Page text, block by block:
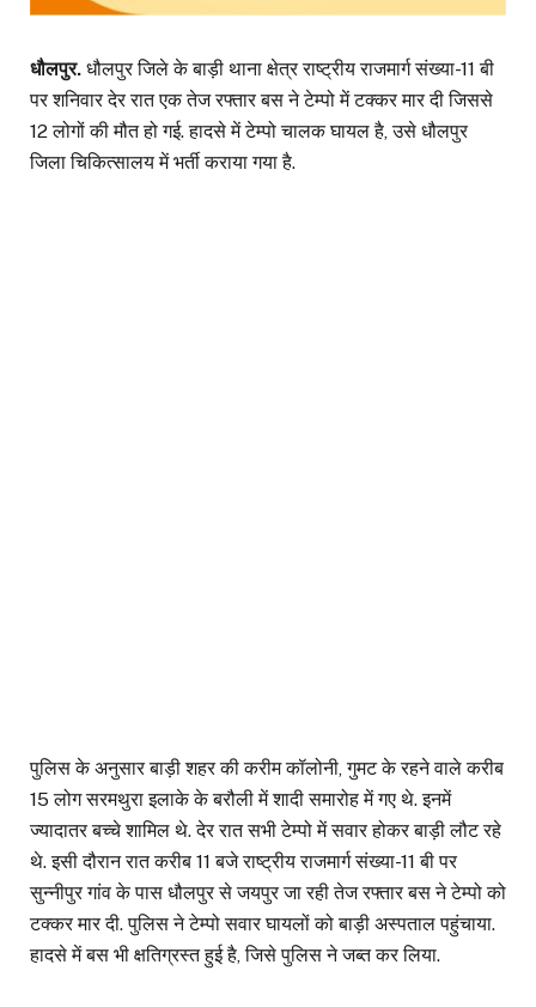
धौलपुर. धौलपुर जिले के बाड़ी थाना क्षेत्र राष्ट्रीय राजमार्ग संख्या-11 बी
पर शनिवार देर रात एक तेज रफ्तार बस ने टेम्पो में टक्कर मार दी जिससे
12 लोगों की मौत हो गई. हादसे में टेम्पो चालक घायल है, उसे धौलपुर
जिला चिकित्सालय में भर्ती कराया गया है.
पुलिस के अनुसार बाड़ी शहर की करीम कॉलोनी, गुमट के रहने वाले करीब
15 लोग सरमथुरा इलाके के बरौली में शादी समारोह में गए थे. इनमें
ज्यादातर बच्चे शामिल थे. देर रात सभी टेम्पो में सवार होकर बाड़ी लौट रहे
थे. इसी दौरान रात करीब 11 बजे राष्ट्रीय राजमार्ग संख्या-11 बी पर
सुन्नीपुर गांव के पास धौलपुर से जयपुर जा रही तेज रफ्तार बस ने टेम्पो को
टक्कर मार दी. पुलिस ने टेम्पो सवार घायलों को बाड़ी अस्पताल पहुंचाया.
हादसे में बस भी क्षतिग्रस्त हुई है, जिसे पुलिस ने जब्त कर लिया.